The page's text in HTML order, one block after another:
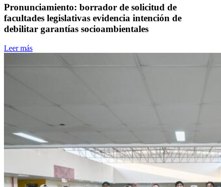
Pronunciamiento: borrador de solicitud de
facultades legislativas evidencia intención de
debilitar garantías socioambientales
Leer más